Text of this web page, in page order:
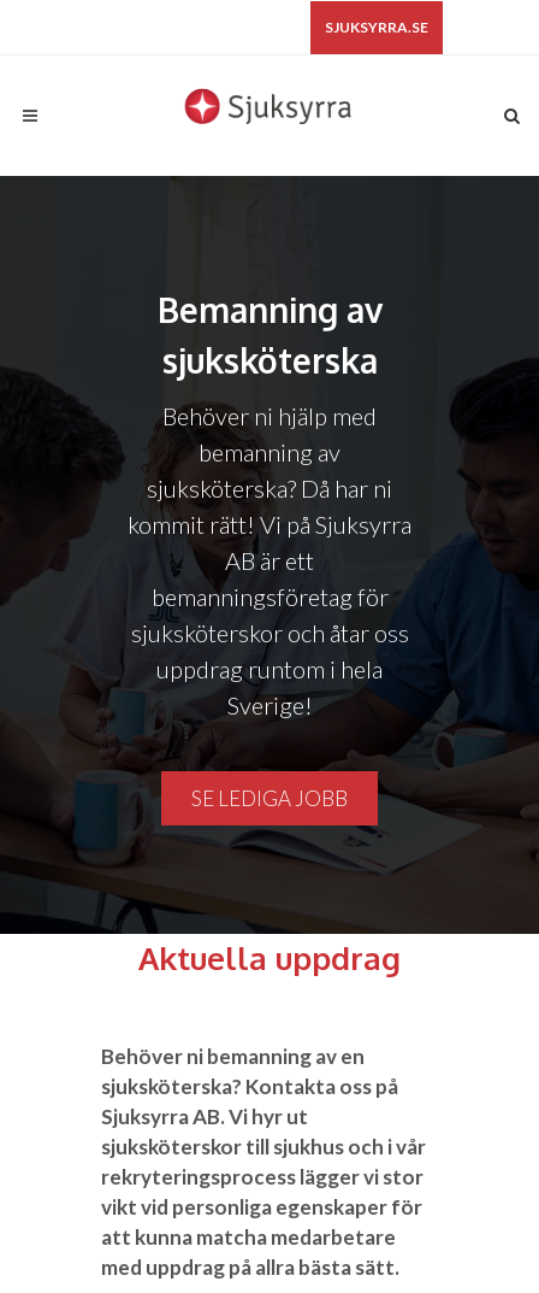
SJUKSYRRA.SE
Bemanning av
sjuksköterska
Behöver ni hjälp med
bemanning av
sjuksköterska? Då har ni
kommit rätt! Vi på Sjuksyrra
AB är ett
bemanningsföretag för
sjuksköterskor och åtar oss
uppdrag runtom i hela
Sverige!
SE LEDIGA JOBB
Aktuella uppdrag
Behöver ni bemanning av en
sjuksköterska? Kontakta oss på
Sjuksyrra AB. Vi hyr ut
sjuksköterskor till sjukhus och i vår
rekryteringsprocess lägger vi stor
vikt vid personliga egenskaper för
att kunna matcha medarbetare
med uppdrag på allra bästa sätt.